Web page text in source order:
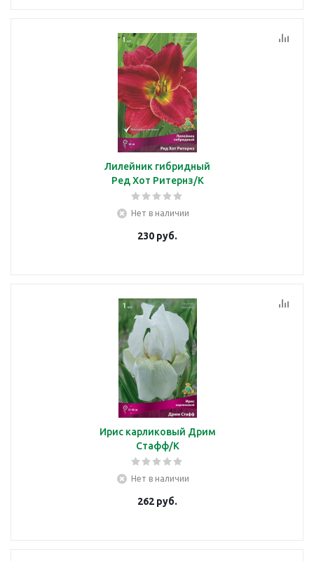
Лилейник гибридный
Ред Хот Ритернз/К
Нет в наличии
230 руб.
Ирис карликовый Дрим
Стафф/К
Нет в наличии
262 руб.